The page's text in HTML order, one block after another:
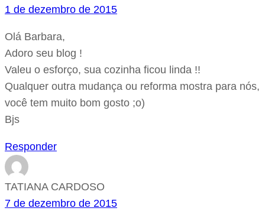
1 de dezembro de 2015
Olá Barbara,
Adoro seu blog !
Valeu o esforço, sua cozinha ficou linda !!
Qualquer outra mudança ou reforma mostra para nós,
você tem muito bom gosto ;o)
Bjs
Responder
TATIANA CARDOSO
7 de dezembro de 2015